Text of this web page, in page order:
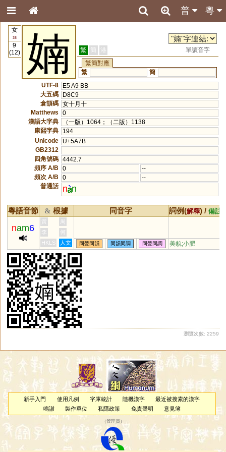
粵
普
女
38
9
(12)
婻 繁 簡 港
單讀音字
繁簡對應
繁
簡
UTF-8
E5 A9 BB
大五碼
D8C9
倉頡碼 女十月十
Matthews
0
漢語大字典
（一版）1064；（二版）1138
康熙字典
194
Unicode
U+5A7B
GB2312
四角號碼 4442.7
頻序 A/B
0
--
頻次 A/B
0
--
普通話
n n
粵語音節 & 根據 同音字 詞例(解釋) / 備註
nam6
黃
周
李
何
HKLS
人文 同聲同韻 同韻同調 同聲同調 美貌;小肥
瀏覽次數: 2259
新手入門 使用凡例 字庫統計 隨機漢字
最近被搜索的漢字
鳴謝
製作單位 私隱政策 免責聲明 意見簿
（管理員 ）